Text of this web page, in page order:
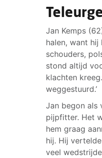
Jan Kemps
halen, want
schouders,
stond altijd
klachten
weggestuurd.’
Jan begon als
pijpfitter. Het
hem graag
hij. Hij
veel